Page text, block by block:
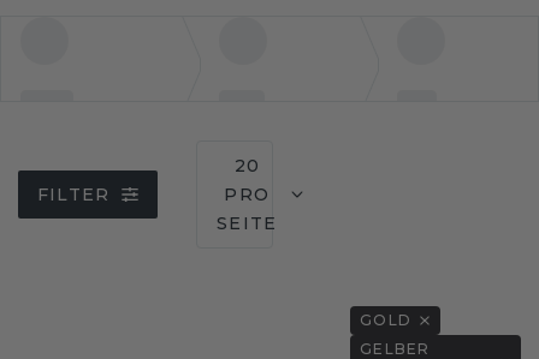
FILTER
20
PRO
SEITE
GOLD
GELBER